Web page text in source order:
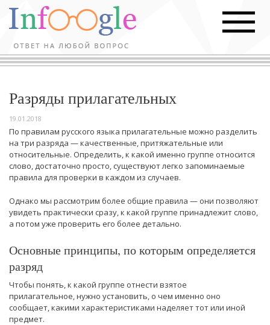
Разряды прилагательных
19.01.2018
По правилам русского языка прилагательные можно разделить
на три разряда — качественные, притяжательные или
относительные. Определить, к какой именно группе относится
слово, достаточно просто, существуют легко запоминаемые
правила для проверки в каждом из случаев.
Однако мы рассмотрим более общие правила — они позволяют
увидеть практически сразу, к какой группе принадлежит слово,
а потом уже проверить его более детально.
Основные принципы, по которым определяется
разряд
Чтобы понять, к какой группе отнести взятое
прилагательное, нужно установить, о чем именно оно
сообщает, какими характеристиками наделяет тот или иной
предмет.